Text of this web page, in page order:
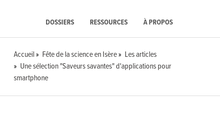
DOSSIERS RESSOURCES À PROPOS
Accueil Fête de la science en Isère
Les articles
Une sélection "Saveurs savantes" d'applications pour
smartphone